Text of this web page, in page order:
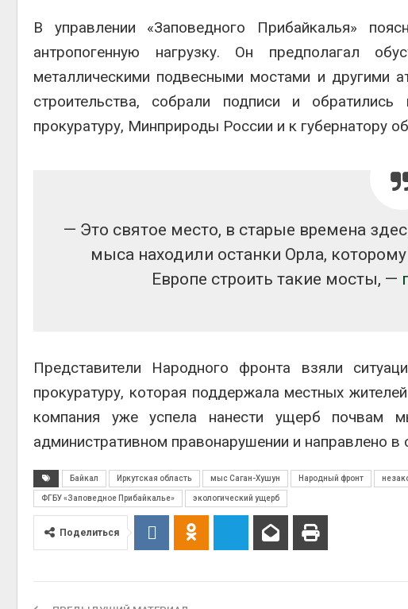
В управлении «Заповедного Прибайкалья»
антропогенную нагрузку. Он предполагал
металлическими подвесными мостами и другими
строительства, собрали подписи и
прокуратуру, Минприроды России и к губернатору
— Это святое место, в старые времена
мыса находили останки Орла,
Европе строить такие мосты, —
Представители Народного фронта взяли
прокуратуру, которая поддержала местных
компания уже успела нанести ущерб
административном правонарушении и направлено в
Байкал Иркутская область мыс Саган-Хушун Народный фронт
ФГБУ «Заповедное Прибайкалье» экологический ущерб
Поделиться